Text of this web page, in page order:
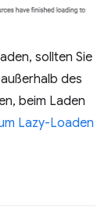
sollten Sie
des
beim Laden
Lazy-Loaden